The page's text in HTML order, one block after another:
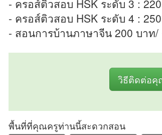
- ครอส์ติวสอบ HSK ระดับ 3 :
- ครอส์ติวสอบ HSK ระดับ 4 :
- สอนการบ้านภาษาจีน 200 บาท/
วิธีติดต่อคุ
พื้นที่ที่คุณครูท่านนี้สะดวกสอน